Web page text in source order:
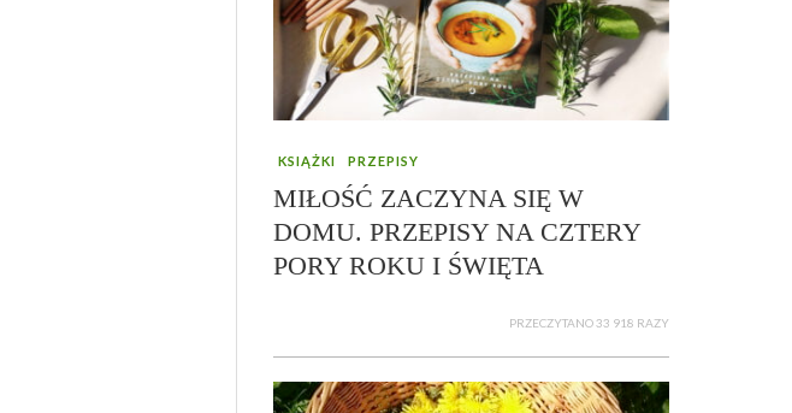
KSIĄŻKI PRZEPISY
MIŁOŚĆ ZACZYNA SIĘ W
DOMU. PRZEPISY NA CZTERY
PORY ROKU I ŚWIĘTA
PRZECZYTANO 33 918 RAZY